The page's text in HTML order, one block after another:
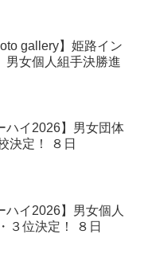
gallery】姫路イン
女個人組手決勝進
ハイ2026】男女団体
決定！ ８日
ハイ2026】男女個人
３位決定！ ８日